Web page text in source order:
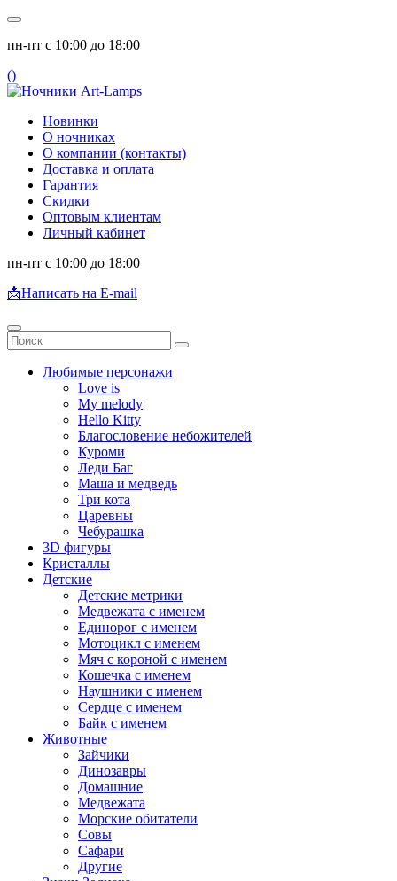
пн-пт с 10:00 до 18:00
()
Новинки
О ночниках
О компании (контакты)
Доставка и оплата
Гарантия
Скидки
Оптовым клиентам
Личный кабинет
пн-пт с 10:00 до 18:00
📩Написать на E-mail
Любимые персонажи
Love is
My melody
Hello Kitty
Благословение небожителей
Куроми
Леди Баг
Маша и медведь
Три кота
Царевны
Чебурашка
3D фигуры
Кристаллы
Детские
Детские метрики
Медвежата с именем
Единорог с именем
Мотоцикл с именем
Мяч с короной с именем
Кошечка с именем
Наушники с именем
Сердце с именем
Байк с именем
Животные
Зайчики
Динозавры
Домашние
Медвежата
Морские обитатели
Совы
Сафари
Другие